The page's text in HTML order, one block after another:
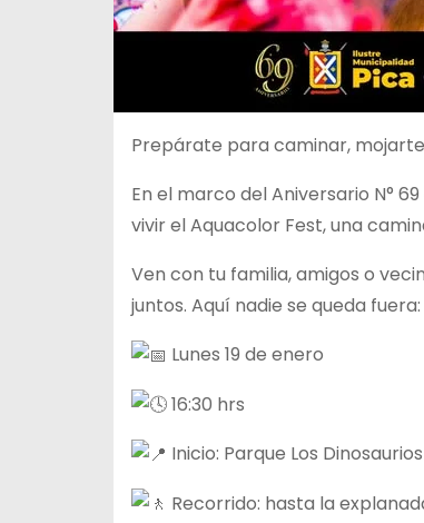
Prepárate para caminar,
En el marco del Aniversario N°
vivir el Aquacolor Fest, una
Ven con tu familia, amigos o
juntos. Aquí nadie se queda
Lunes 19 de enero
16:30 hrs
Inicio: Parque Los Dinosaurios
Recorrido: hasta la